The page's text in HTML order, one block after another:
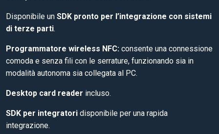
Disponibile un SDK pronto per l’integrazione con sistemi
di terze parti.
Programmatore wireless NFC: consente una connessione
comoda e senza fili con le serrature, funzionando sia in
modalità autonoma sia collegata al PC.
Desktop card reader incluso.
SDK per integratori disponibile per una rapida
integrazione.